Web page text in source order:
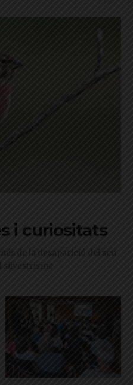
i curiositats
de la desaparició del seu
silvestrisme